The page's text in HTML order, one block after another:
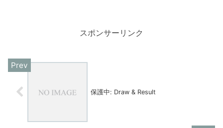
スポンサーリンク
保護中: Draw & Result